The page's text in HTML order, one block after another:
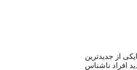
از جدیدترین
افراد ناشناس